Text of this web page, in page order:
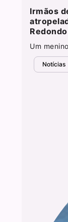
Irmãos
Redondo
Um
Notícias